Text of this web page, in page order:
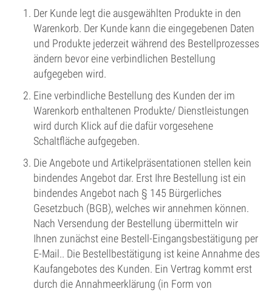
Der Kunde legt die ausgewählten Produkte in den
Warenkorb. Der Kunde kann die eingegebenen Daten
und Produkte jederzeit während des Bestellprozesses
ändern bevor eine verbindlichen Bestellung
aufgegeben wird.
Eine verbindliche Bestellung des Kunden der im
Warenkorb enthaltenen Produkte/ Dienstleistungen
wird durch Klick auf die dafür vorgesehene
Schaltfläche aufgegeben.
Die Angebote und Artikelpräsentationen stellen kein
bindendes Angebot dar. Erst Ihre Bestellung ist ein
bindendes Angebot nach § 145 Bürgerliches
Gesetzbuch (BGB), welches wir annehmen können.
Nach Versendung der Bestellung übermitteln wir
Ihnen zunächst eine Bestell-Eingangsbestätigung per
E-Mail.. Die Bestellbestätigung ist keine Annahme des
Kaufangebotes des Kunden. Ein Vertrag kommt erst
durch die Annahmeerklärung (in Form von